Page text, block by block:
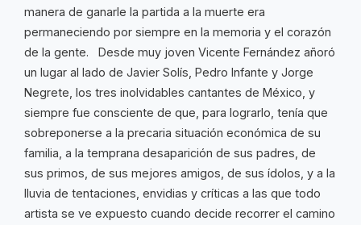
manera de ganarle la partida a la muerte era
permaneciendo por siempre en la memoria y el corazón
de la gente. Desde muy joven Vicente Fernández añoró
un lugar al lado de Javier Solís, Pedro Infante y Jorge
Negrete, los tres inolvidables cantantes de México, y
siempre fue consciente de que, para lograrlo, tenía que
sobreponerse a la precaria situación económica de su
familia, a la temprana desaparición de sus padres, de
sus primos, de sus mejores amigos, de sus ídolos, y a la
lluvia de tentaciones, envidias y críticas a las que todo
artista se ve expuesto cuando decide recorrer el camino